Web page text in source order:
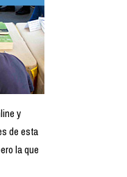
y
de esta
la que